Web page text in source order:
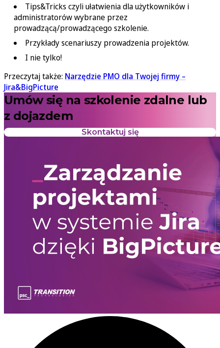
Tips&Tricks czyli ułatwienia dla użytkowników i
administratorów wybrane przez
prowadzącą/prowadzącego szkolenie.
Przykłady scenariuszy prowadzenia projektów.
I nie tylko!
Przeczytaj także: Narzędzie PMO dla Twojej firmy –
Jira&BigPicture
Umów się na szkolenie zdalne lub
z dojazdem
Skontaktuj się